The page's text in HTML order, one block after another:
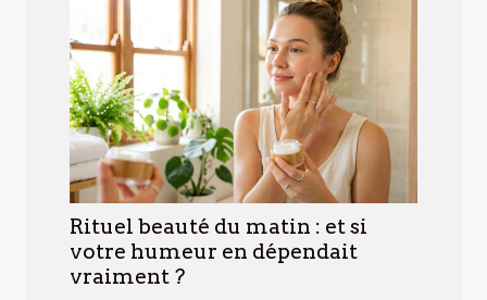
Rituel beauté du matin : et si
votre humeur en dépendait
vraiment ?